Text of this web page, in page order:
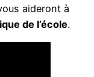
aideront à
de l’école.